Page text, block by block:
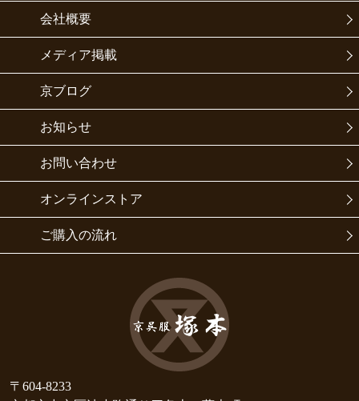
会社概要
メディア掲載
京ブログ
お知らせ
お問い合わせ
オンラインストア
ご購入の流れ
〒604-8233